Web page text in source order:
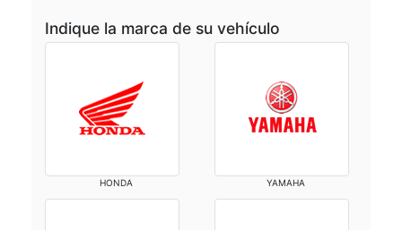
Indique la marca de su vehículo
HONDA YAMAHA